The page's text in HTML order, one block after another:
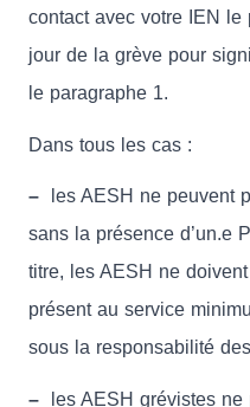
contact avec votre IEN
jour de la grève pour
le paragraphe 1.
Dans tous les cas :
– les AESH ne peuvent
sans la présence d’un.e
titre, les AESH ne
présent au service
sous la responsabilité
– les AESH grévistes ne